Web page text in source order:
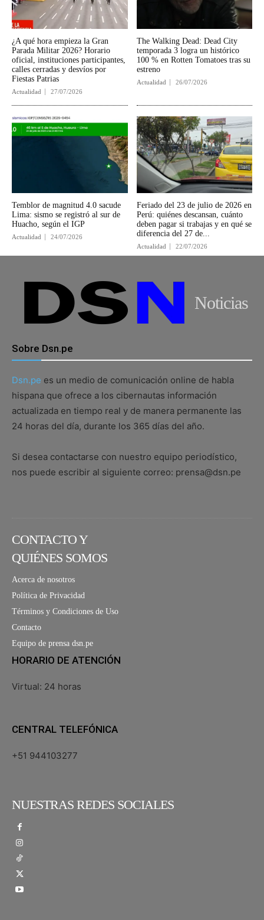
¿A qué hora empieza la Gran
Parada Militar 2026? Horario
oficial, instituciones participantes,
calles cerradas y desvíos por
Fiestas Patrias
Actualidad 27/07/2026
The Walking Dead: Dead City
temporada 3 logra un histórico
100 % en Rotten Tomatoes tras su
estreno
Actualidad 26/07/2026
Temblor de magnitud 4.0 sacude
Lima: sismo se registró al sur de
Huacho, según el IGP
Actualidad 24/07/2026
Feriado del 23 de julio de 2026 en
Perú: quiénes descansan, cuánto
deben pagar si trabajas y en qué se
diferencia del 27 de...
Actualidad 22/07/2026
Noticias
Sobre Dsn.pe
Dsn.pe es un medio de comunicación online de habla
hispana que ofrece a los cibernautas información
actualizada en tiempo real y de manera permanente las
24 horas del día, durante los 365 días del año.
Si desea contactarse con nuestro equipo periodístico,
nos puede escribir al siguiente correo: prensa@dsn.pe
CONTACTO Y
QUIÉNES SOMOS
Acerca de nosotros
Política de Privacidad
Términos y Condiciones de Uso
Contacto
Equipo de prensa dsn.pe
HORARIO DE ATENCIÓN
Virtual: 24 horas
CENTRAL TELEFÓNICA
+51 944103277
NUESTRAS REDES SOCIALES